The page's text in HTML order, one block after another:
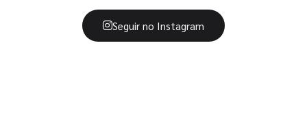
Seguir no Instagram